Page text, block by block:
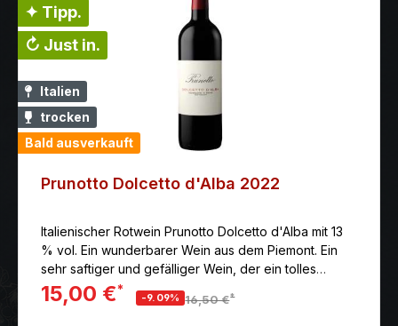
✦ Tipp.
↻ Just in.
Italien
trocken
Bald ausverkauft
Prunotto Dolcetto d'Alba 2022
Italienischer Rotwein Prunotto Dolcetto d'Alba mit 13
% vol. Ein wunderbarer Wein aus dem Piemont. Ein
sehr saftiger und gefälliger Wein, der ein tolles
Gleichgewicht zwischen Frucht, Säure, Mineralität und
Frische bietet.
15,00 €*
-9.09% 16,50 €*